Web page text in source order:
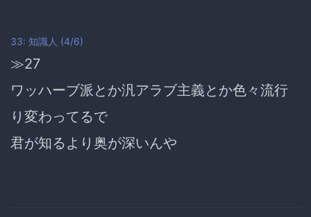
33: 知識人 (4/6)
≫27
ワッハーブ派とか汎アラブ主義とか色々流行
り変わってるで
君が知るより奥が深いんや